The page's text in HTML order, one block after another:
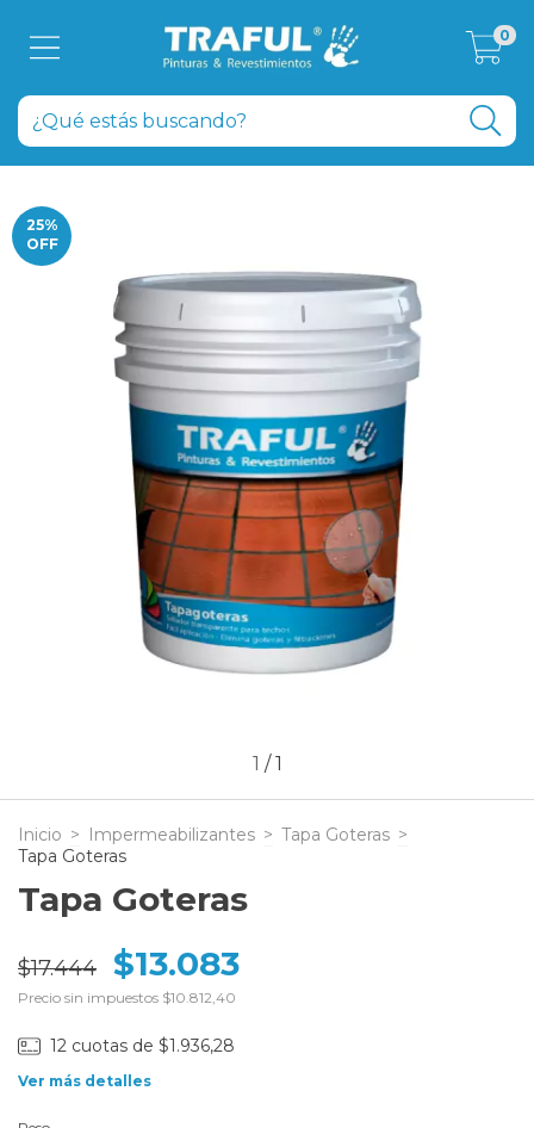
0
25%
OFF
1 /1
Inicio > Impermeabilizantes > Tapa Goteras >
Tapa Goteras
Tapa Goteras
$17.444 $13.083
Precio sin impuestos $10.812,40
12 cuotas de $1.936,28
Ver más detalles